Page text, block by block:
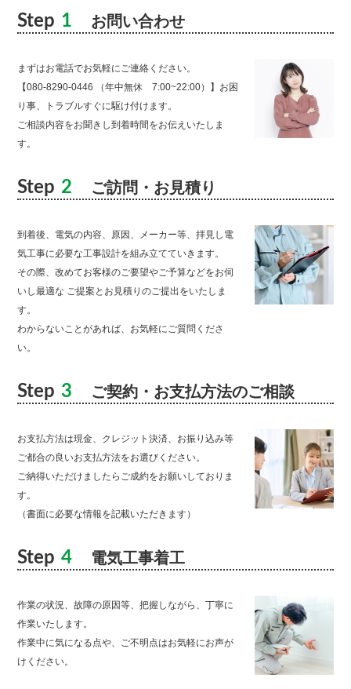
Step 1 お問い合わせ
まずはお電話でお気軽にご連絡ください。
【080-8290-0446 （年中無休 7:00~22:00）】お困
り事、トラブルすぐに駆け付けます。
ご相談内容をお聞きし到着時間をお伝えいたしま
す。
Step 2 ご訪問・お見積り
到着後、電気の内容、原因、メーカー等、拝見し電
気工事に必要な工事設計を組み立てていきます。
その際、改めてお客様のご要望やご予算などをお伺
いし最適な ご提案とお見積りのご提出をいたしま
す。
わからないことがあれば、お気軽にご質問くださ
い。
Step 3 ご契約・お支払方法のご相談
お支払方法は現金、クレジット決済、お振り込み等
ご都合の良いお支払方法をお選びください。
ご納得いただけましたらご成約をお願いしておりま
す。
（書面に必要な情報を記載いただきます）
Step 4 電気工事着工
作業の状況、故障の原因等、把握しながら、丁寧に
作業いたします。
作業中に気になる点や、ご不明点はお気軽にお声が
けください。